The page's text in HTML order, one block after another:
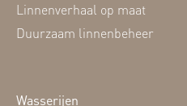
Linnenverhaal op maat
Duurzaam linnenbeheer
Wasserijen